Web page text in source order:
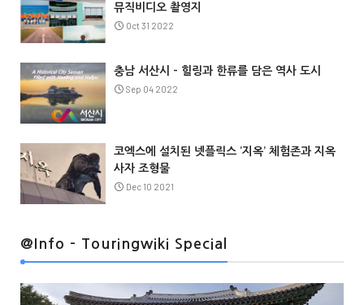
뮤직비디오 촬영지
Oct 31 2022
충남 서산시 – 힐링과 한류를 담은 역사 도시
Sep 04 2022
코엑스에 설치된 넷플릭스 ‘지옥’ 체험존과 지옥
사자 조형물
Dec 10 2021
@Info - Touringwiki Special
@Info